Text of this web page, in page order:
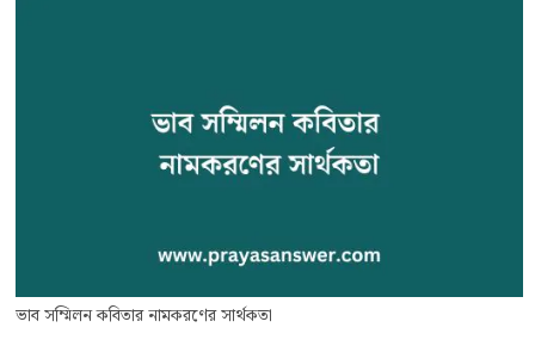
ভাব সম্মিলন কবিতার নামকরণের সার্থকতা